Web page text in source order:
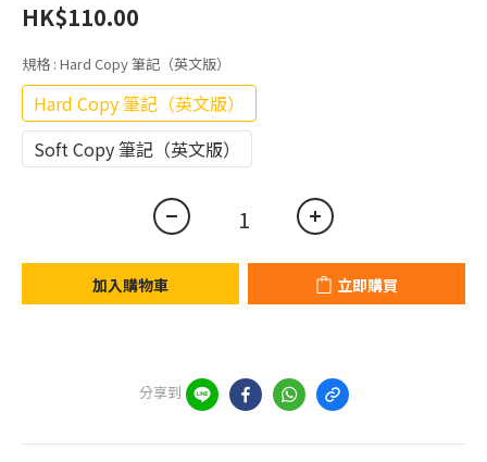
HK$110.00
規格 : Hard Copy 筆記（英文版）
Hard Copy 筆記（英文版）
Soft Copy 筆記（英文版）
加入購物車 立即購買
分享到